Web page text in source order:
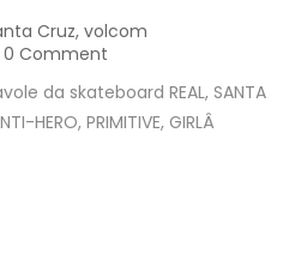
Cruz, volcom
0 Comment
da skateboard REAL, SANTA
HERO, PRIMITIVE, GIRLÂ